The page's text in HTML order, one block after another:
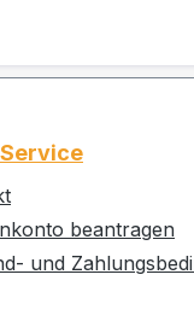
beantragen
und